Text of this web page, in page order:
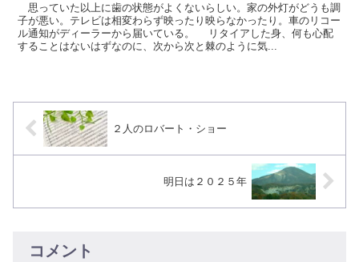
思っていた以上に歯の状態がよくないらしい。家の外灯がどうも調
子が悪い。テレビは相変わらず映ったり映らなかったり。車のリコー
ル通知がディーラーから届いている。 リタイアした身、何も心配
することはないはずなのに、次から次と棘のように気...
２人のロバート・ショー
明日は２０２５年
コメント